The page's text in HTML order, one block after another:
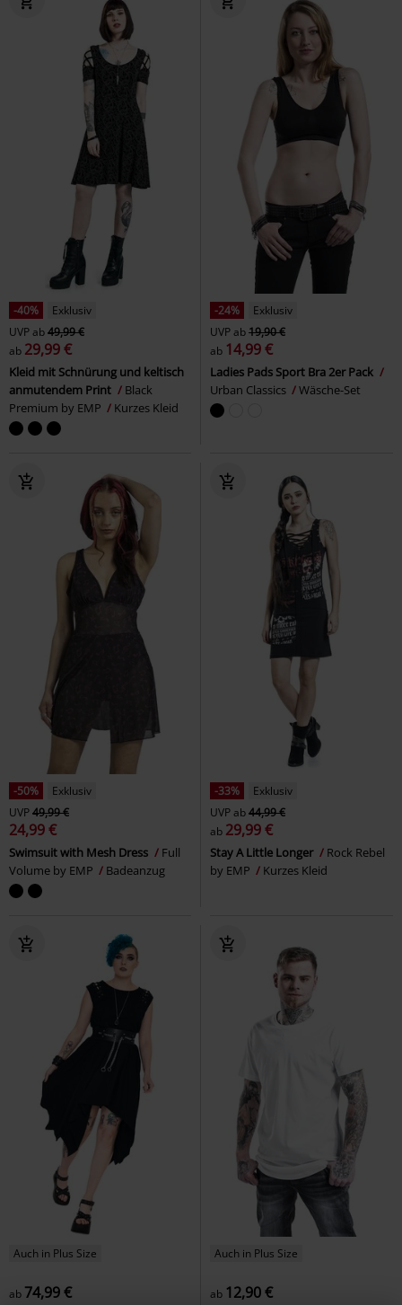
-40%
Exklusiv
UVPab49,99 €
ab 29,99 €
Kleid mit Schnürung und keltisch
anmutendem Print
Black
Premium by EMP
Kurzes Kleid
-24%
Exklusiv
UVPab19,90 €
ab 14,99 €
Ladies Pads Sport Bra 2er Pack
Urban Classics
Wäsche-Set
-50%
Exklusiv
UVP49,99 €
24,99 €
Swimsuit with Mesh Dress
Full
Volume by EMP
Badeanzug
-33%
Exklusiv
UVPab44,99 €
ab 29,99 €
Stay A Little Longer
Rock Rebel
by EMP
Kurzes Kleid
Auch in Plus Size
ab 74,99 €
Auch in Plus Size
ab 12,90 €